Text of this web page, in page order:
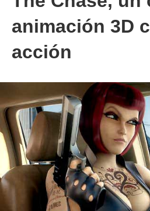
animación 3D
acción